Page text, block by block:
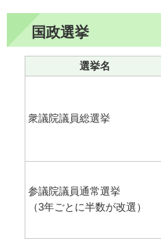
国政選挙
選挙名
衆議院議員総選挙
参議院議員通常選挙
（3年ごとに半数が改選）